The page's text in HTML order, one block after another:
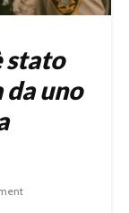
stato
uno